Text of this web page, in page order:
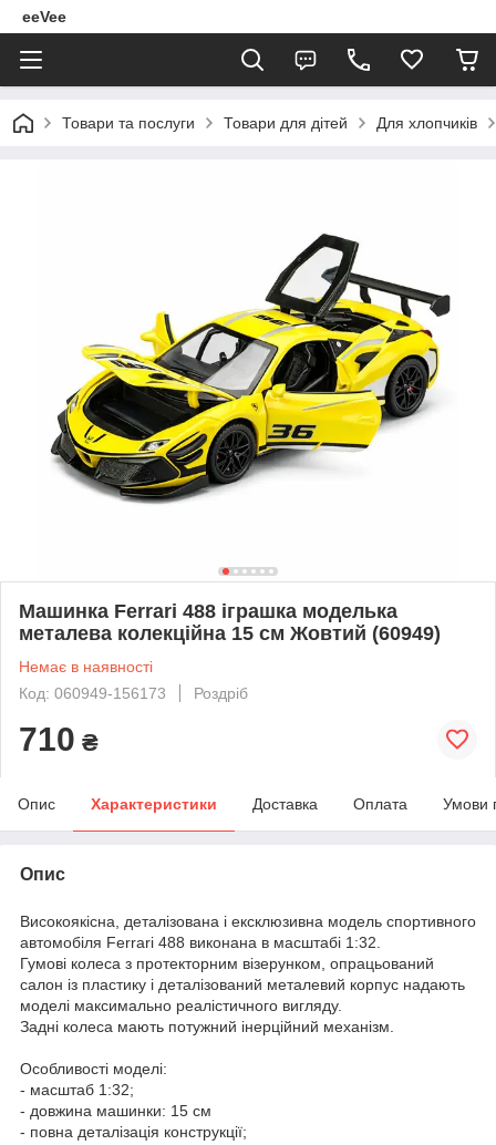
eeVee
Товари та послуги Товари для дітей Для хлопчиків
Машинка Ferrari 488 іграшка моделька
металева колекційна 15 см Жовтий (60949)
Немає в наявності
Код: 060949-156173
Роздріб
710 ₴
Опис Характеристики Доставка Оплата Умови
Опис
Високоякісна, деталізована і ексклюзивна модель спортивного
автомобіля Ferrari 488 виконана в масштабі 1:32.
Гумові колеса з протекторним візерунком, опрацьований
салон із пластику і деталізований металевий корпус надають
моделі максимально реалістичного вигляду.
Задні колеса мають потужний інерційний механізм.
Особливості моделі:
- масштаб 1:32;
- довжина машинки: 15 см
- повна деталізація конструкції;